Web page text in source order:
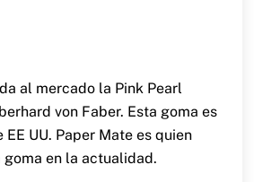
al mercado la Pink Pearl
von Faber. Esta goma es
UU. Paper Mate es quien
en la actualidad.